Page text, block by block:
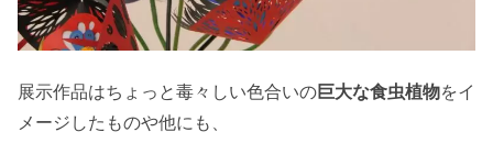
展示作品はちょっと毒々しい色合いの巨大な食虫植物をイ
メージしたものや他にも、